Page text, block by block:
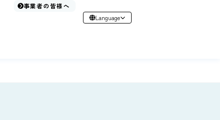
事業者の皆様へ
Language